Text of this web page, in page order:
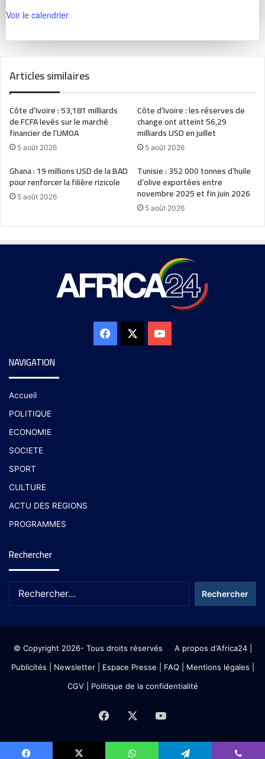
Voir le calendrier
Articles similaires
Côte d’Ivoire : 53,181 milliards
de FCFA levés sur le marché
financier de l’UMOA
5 août 2026
Côte d’Ivoire : les réserves de
change ont atteint 56,29
milliards USD en juillet
5 août 2026
Ghana : 19 millions USD de la BAD
pour renforcer la filière rizicole
5 août 2026
Tunisie : 352 000 tonnes d’huile
d’olive exportées entre
novembre 2025 et fin juin 2026
5 août 2026
NAVIGATION
Accueil
POLITIQUE
ECONOMIE
SOCIETE
SPORT
CULTURE
ACTU DES REGIONS
PROGRAMMES
Rechercher
© Copyright 2026- Tous droits réservés A propos d'Africa24|
Publicités
Newsletter| Espace Presse | FAQ | Mentions légales
CGV| Politique de la confidentialité